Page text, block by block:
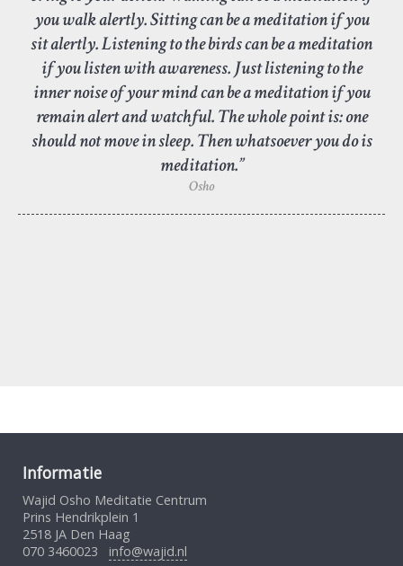
you walk alertly. Sitting can be a meditation if you
sit alertly. Listening to the birds can be a meditation
if you listen with awareness. Just listening to the
inner noise of your mind can be a meditation if you
remain alert and watchful. The whole point is: one
should not move in sleep. Then whatsoever you do is
meditation.”
Osho
Informatie
Wajid Osho Meditatie Centrum
Prins Hendrikplein 1
2518 JA Den Haag
070 3460023 info@wajid.nl